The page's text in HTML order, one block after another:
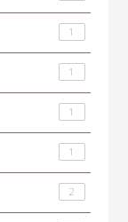
1
1
1
1
2